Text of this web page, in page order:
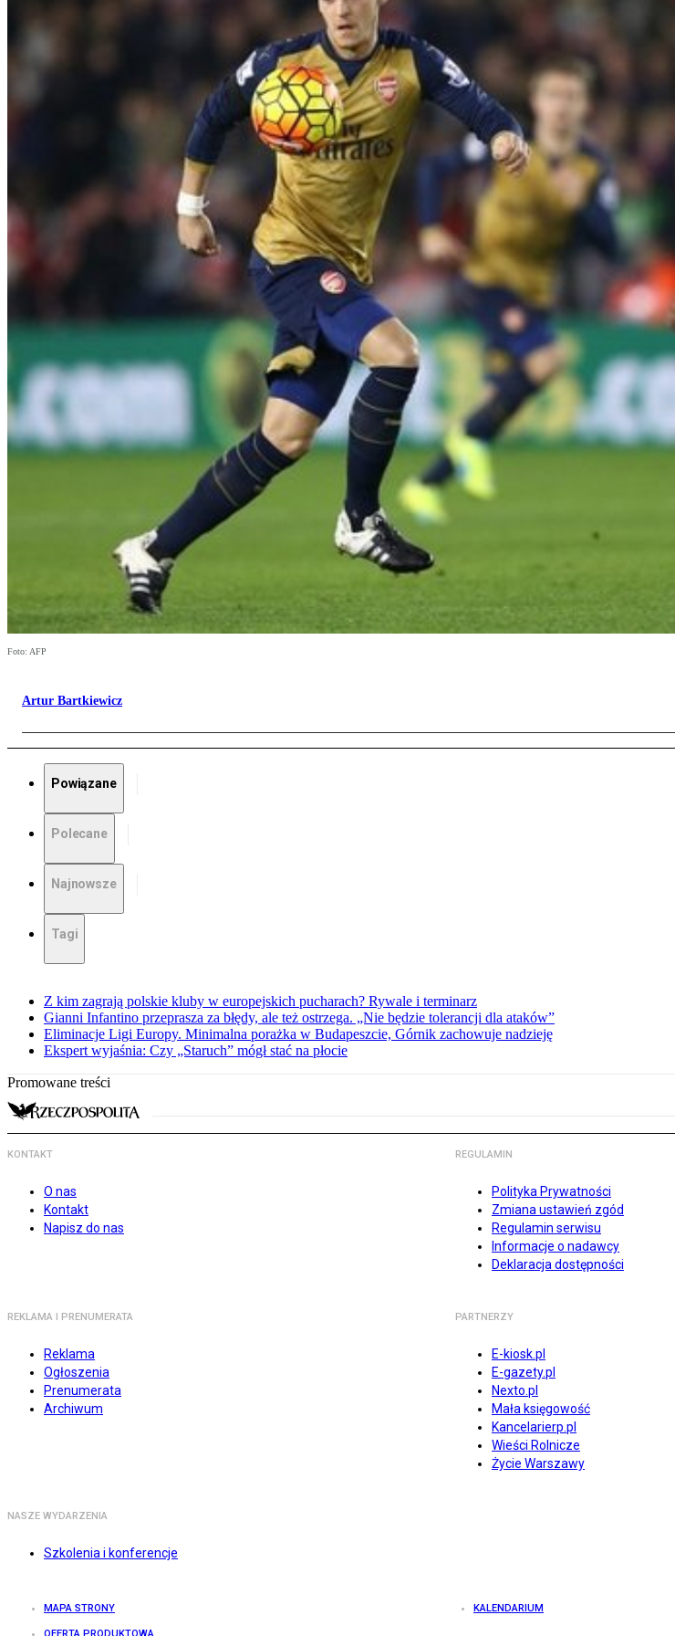
Foto: AFP
Artur Bartkiewicz
Powiązane
Polecane
Najnowsze
Tagi
Z kim zagrają polskie kluby w europejskich pucharach? Rywale i terminarz
Gianni Infantino przeprasza za błędy, ale też ostrzega. „Nie będzie tolerancji dla ataków”
Eliminacje Ligi Europy. Minimalna porażka w Budapeszcie, Górnik zachowuje nadzieję
Ekspert wyjaśnia: Czy „Staruch” mógł stać na płocie
Promowane treści
KONTAKT
O nas
Kontakt
Napisz do nas
REGULAMIN
Polityka Prywatności
Zmiana ustawień zgód
Regulamin serwisu
Informacje o nadawcy
Deklaracja dostępności
REKLAMA I PRENUMERATA
Reklama
Ogłoszenia
Prenumerata
Archiwum
PARTNERZY
E-kiosk.pl
E-gazety.pl
Nexto.pl
Mała księgowość
Kancelarierp.pl
Wieści Rolnicze
Życie Warszawy
NASZE WYDARZENIA
Szkolenia i konferencje
MAPA STRONY KALENDARIUM